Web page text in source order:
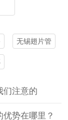
无锡翅片管
们注意的
势在哪里？